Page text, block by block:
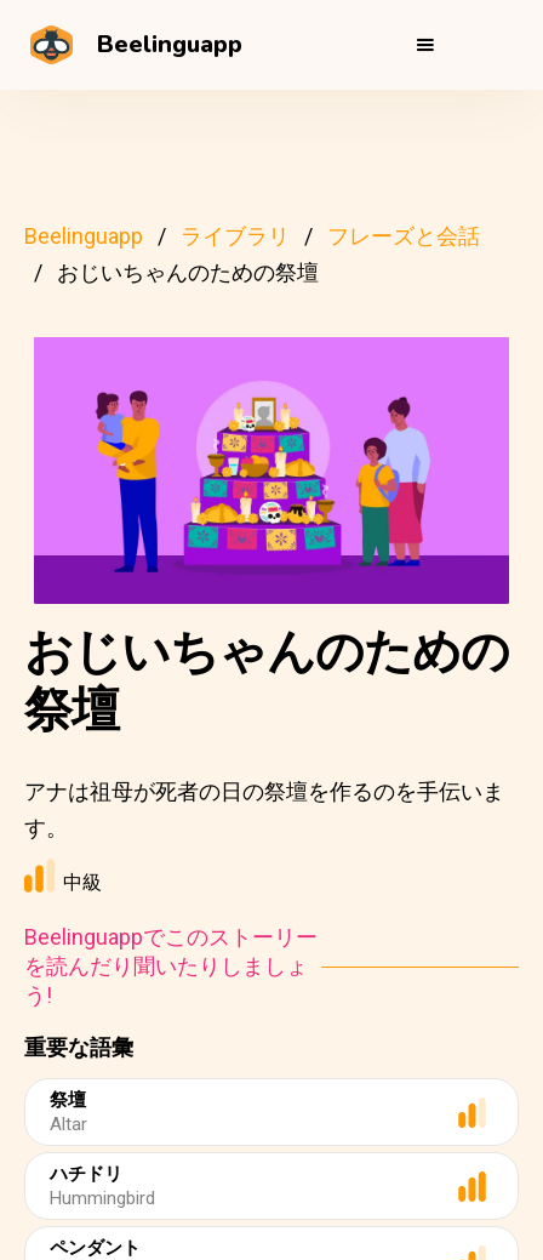
Beelinguapp
Beelinguapp ライブラリ
フレーズと会話
おじいちゃんのための祭壇
重要な語彙
祭壇
Altar
ハチドリ
Hummingbird
ペンダント
おじいちゃんのための
祭壇
アナは祖母が死者の日の祭壇を作るのを手伝いま
す。
中級
Beelinguappでこのストーリー
を読んだり聞いたりしましょ
う!